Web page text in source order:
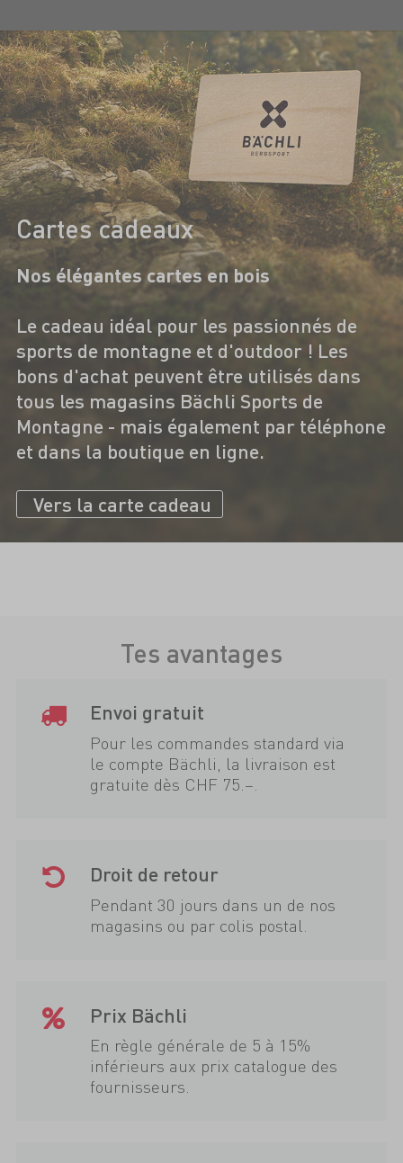
Cartes cadeaux
Nos élégantes cartes en bois
Le cadeau idéal pour les passionnés de
sports de montagne et d'outdoor ! Les
bons d'achat peuvent être utilisés dans
tous les magasins Bächli Sports de
Montagne - mais également par téléphone
et dans la boutique en ligne.
Vers la carte cadeau
Tes avantages
Envoi gratuit
Pour les commandes standard via
le compte Bächli, la livraison est
gratuite dès CHF 75.–.
Droit de retour
Pendant 30 jours dans un de nos
magasins ou par colis postal.
Prix Bächli
En règle générale de 5 à 15%
inférieurs aux prix catalogue des
fournisseurs.